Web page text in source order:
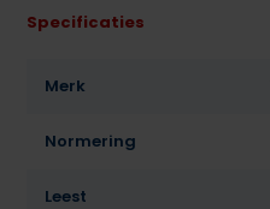
Specificaties
Merk
Normering
Leest